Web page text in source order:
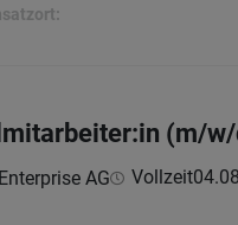
(m/
AG Vollzeit